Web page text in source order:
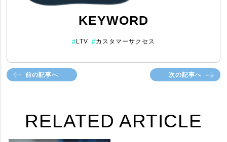
KEYWORD
# LTV #カスタマーサクセス
前の記事へ 次の記事へ
RELATED ARTICLE